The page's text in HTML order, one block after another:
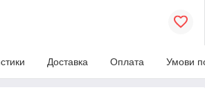
Доставка Оплата Умови